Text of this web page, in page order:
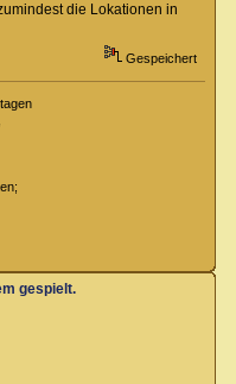
die Lokationen in
Gespeichert
gespielt.